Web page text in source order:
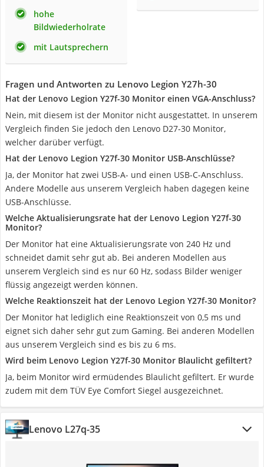
hohe
Bildwiederholrate
mit Lautsprechern
Fragen und Antworten zu Lenovo Legion Y27h-30
Hat der Lenovo Legion Y27f-30 Monitor einen VGA-Anschluss?
Nein, mit diesem ist der Monitor nicht ausgestattet. In unserem
Vergleich finden Sie jedoch den Lenovo D27-30 Monitor,
welcher darüber verfügt.
Hat der Lenovo Legion Y27f-30 Monitor USB-Anschlüsse?
Ja, der Monitor hat zwei USB-A- und einen USB-C-Anschluss.
Andere Modelle aus unserem Vergleich haben dagegen keine
USB-Anschlüsse.
Welche Aktualisierungsrate hat der Lenovo Legion Y27f-30
Monitor?
Der Monitor hat eine Aktualisierungsrate von 240 Hz und
schneidet damit sehr gut ab. Bei anderen Modellen aus
unserem Vergleich sind es nur 60 Hz, sodass Bilder weniger
flüssig angezeigt werden können.
Welche Reaktionszeit hat der Lenovo Legion Y27f-30 Monitor?
Der Monitor hat lediglich eine Reaktionszeit von 0,5 ms und
eignet sich daher sehr gut zum Gaming. Bei anderen Modellen
aus unserem Vergleich sind es bis zu 6 ms.
Wird beim Lenovo Legion Y27f-30 Monitor Blaulicht gefiltert?
Ja, beim Monitor wird ermüdendes Blaulicht gefiltert. Er wurde
zudem mit dem TÜV Eye Comfort Siegel ausgezeichnet.
Lenovo L27q-35